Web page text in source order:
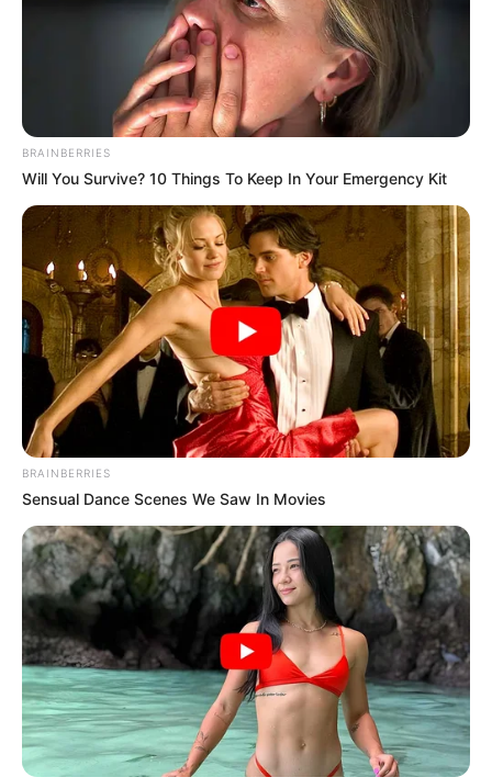
késéssel közlekednek az autóbuszok, több
települést és megállóhelyet nem tudnak érinteni a
járatok. Közöttük van Fertőrákos, Répceszemere,
Beled, Csapod, Brennbergbánya, Balf és Ágfalva.
Forrás
BRAINBERRIES
Will You Survive? 10 Things To Keep In Your Emergency Kit
BRAINBERRIES
Sensual Dance Scenes We Saw In Movies